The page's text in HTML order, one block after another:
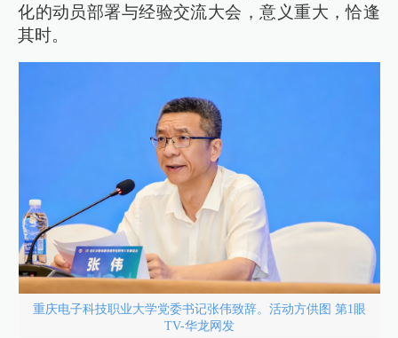
化的动员部署与经验交流大会，意义重大，恰逢
其时。
重庆电子科技职业大学党委书记张伟致辞。活动方供图 第1眼
TV-华龙网发